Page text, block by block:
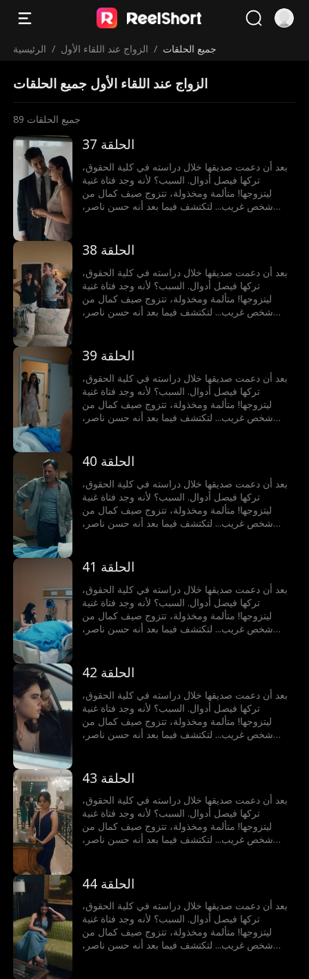
الرئيسية / الزواج عند اللقاء الأول / جميع الحلقات
الزواج عند اللقاء الأول جميع الحلقات
89 جميع الحلقات
الحلقة 37
بعد أن دعمت صديقها خلال دراسته في كلية الحقوق،
تركها فيصل أدوال. السبب؟ لأنه وجد فتاة غنية
ليتزوجها! متألمة ومخذولة، تتزوج صيف كمال من
شخص غريب... لتكتشف فيما بعد أنه حسن ناصر،
الحلقة 38
بعد أن دعمت صديقها خلال دراسته في كلية الحقوق،
تركها فيصل أدوال. السبب؟ لأنه وجد فتاة غنية
ليتزوجها! متألمة ومخذولة، تتزوج صيف كمال من
شخص غريب... لتكتشف فيما بعد أنه حسن ناصر،
الحلقة 39
بعد أن دعمت صديقها خلال دراسته في كلية الحقوق،
تركها فيصل أدوال. السبب؟ لأنه وجد فتاة غنية
ليتزوجها! متألمة ومخذولة، تتزوج صيف كمال من
شخص غريب... لتكتشف فيما بعد أنه حسن ناصر،
الحلقة 40
بعد أن دعمت صديقها خلال دراسته في كلية الحقوق،
تركها فيصل أدوال. السبب؟ لأنه وجد فتاة غنية
ليتزوجها! متألمة ومخذولة، تتزوج صيف كمال من
شخص غريب... لتكتشف فيما بعد أنه حسن ناصر،
الحلقة 41
بعد أن دعمت صديقها خلال دراسته في كلية الحقوق،
تركها فيصل أدوال. السبب؟ لأنه وجد فتاة غنية
ليتزوجها! متألمة ومخذولة، تتزوج صيف كمال من
شخص غريب... لتكتشف فيما بعد أنه حسن ناصر،
الحلقة 42
بعد أن دعمت صديقها خلال دراسته في كلية الحقوق،
تركها فيصل أدوال. السبب؟ لأنه وجد فتاة غنية
ليتزوجها! متألمة ومخذولة، تتزوج صيف كمال من
شخص غريب... لتكتشف فيما بعد أنه حسن ناصر،
الحلقة 43
بعد أن دعمت صديقها خلال دراسته في كلية الحقوق،
تركها فيصل أدوال. السبب؟ لأنه وجد فتاة غنية
ليتزوجها! متألمة ومخذولة، تتزوج صيف كمال من
شخص غريب... لتكتشف فيما بعد أنه حسن ناصر،
الحلقة 44
بعد أن دعمت صديقها خلال دراسته في كلية الحقوق،
تركها فيصل أدوال. السبب؟ لأنه وجد فتاة غنية
ليتزوجها! متألمة ومخذولة، تتزوج صيف كمال من
شخص غريب... لتكتشف فيما بعد أنه حسن ناصر،